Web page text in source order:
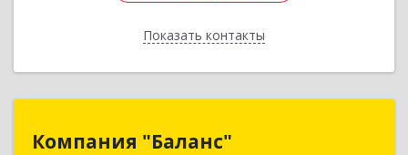
Показать контакты
Назад
Компания "Баланс"